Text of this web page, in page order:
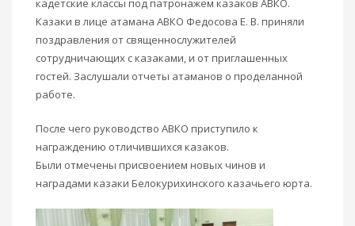
кадетские классы под патронажем казаков АВКО.
Казаки в лице атамана АВКО Федосова Е. В. приняли
поздравления от священнослужителей
сотрудничающих с казаками, и от приглашенных
гостей. Заслушали отчеты атаманов о проделанной
работе.
После чего руководство АВКО приступило к
награждению отличившихся казаков.
Были отмечены присвоением новых чинов и
наградами казаки Белокурихинского казачьего юрта.